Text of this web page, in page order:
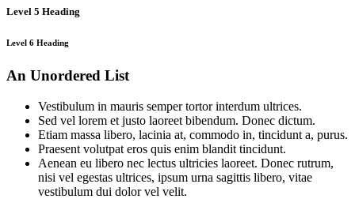
Level 5 Heading
Level 6 Heading
An Unordered List
Vestibulum in mauris semper tortor interdum ultrices.
Sed vel lorem et justo laoreet bibendum. Donec dictum.
Etiam massa libero, lacinia at, commodo in, tincidunt a, purus.
Praesent volutpat eros quis enim blandit tincidunt.
Aenean eu libero nec lectus ultricies laoreet. Donec rutrum,
nisi vel egestas ultrices, ipsum urna sagittis libero, vitae
vestibulum dui dolor vel velit.